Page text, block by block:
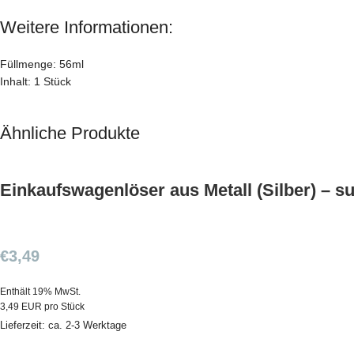
Weitere Informationen:
Füllmenge: 56ml
Inhalt: 1 Stück
Ähnliche Produkte
Einkaufswagenlöser aus Metall (Silber) –
€3,49
Enthält 19% MwSt.
3,49 EUR pro Stück
Lieferzeit: ca. 2-3 Werktage